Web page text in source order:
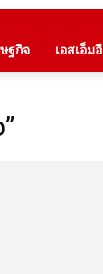
ฐกิจ เอสเอ็มอี